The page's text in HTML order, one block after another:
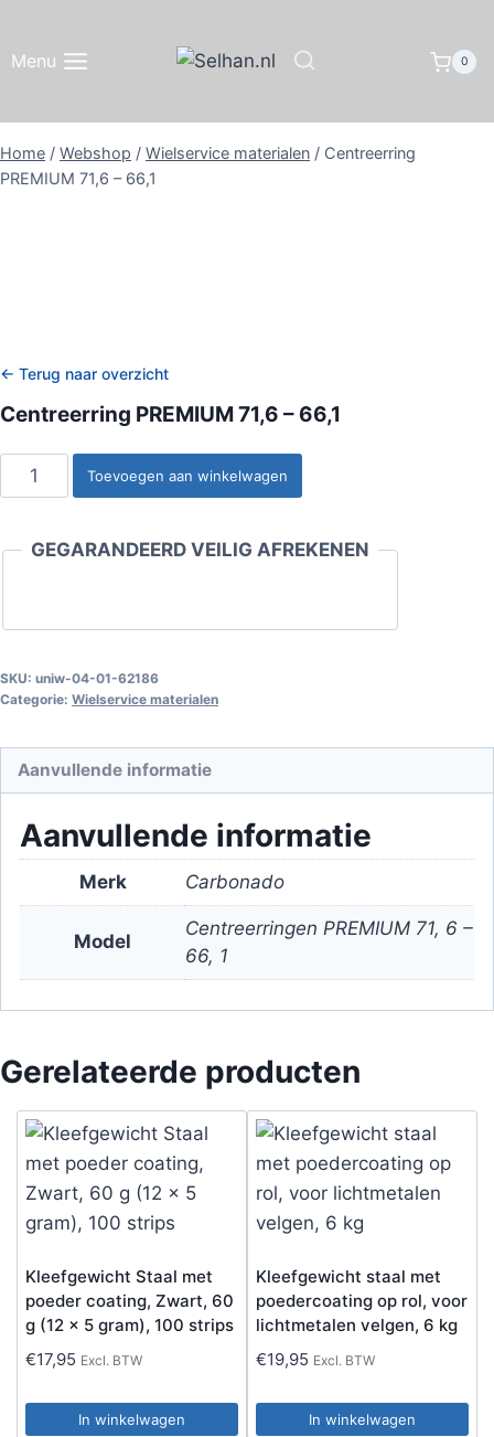
inhoud
Menu 0
Home / Webshop / Wielservice materialen / Centreerring
PREMIUM 71,6 – 66,1
← Terug naar overzicht
Centreerring PREMIUM 71,6 – 66,1
Centreerring
PREMIUM
-
Toevoegen aan winkelwagen
GEGARANDEERD VEILIG AFREKENEN
SKU: uniw-04-01-62186
Categorie: Wielservice materialen
Aanvullende informatie
Aanvullende informatie
Merk Carbonado
Model
Centreerringen PREMIUM 71, 6 –
66, 1
Gerelateerde producten
Kleefgewicht Staal met
poeder coating, Zwart, 60
g (12 x 5 gram), 100 strips
€17,95 Excl. BTW
In winkelwagen
Kleefgewicht staal met
poedercoating op rol, voor
lichtmetalen velgen, 6 kg
€19,95 Excl. BTW
In winkelwagen